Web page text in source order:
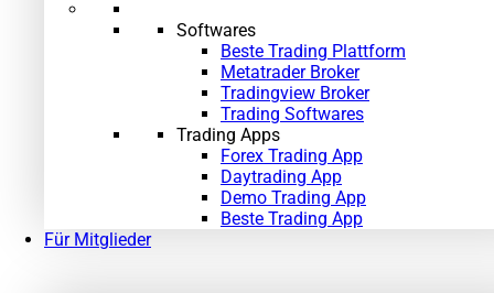
Softwares
Beste Trading Plattform
Metatrader Broker
Tradingview Broker
Trading Softwares
Trading Apps
Forex Trading App
Daytrading App
Demo Trading App
Beste Trading App
Für Mitglieder